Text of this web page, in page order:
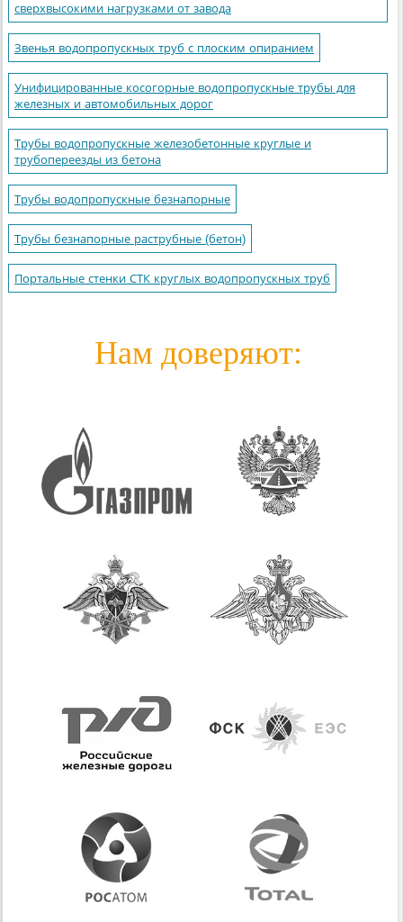
сверхвысокими нагрузками от завода
Звенья водопропускных труб с плоским опиранием
Унифицированные косогорные водопропускные трубы для
железных и автомобильных дорог
Трубы водопропускные железобетонные круглые и
трубопереезды из бетона
Трубы водопропускные безнапорные
Трубы безнапорные раструбные (бетон)
Портальные стенки СТК круглых водопропускных труб
Нам доверяют: